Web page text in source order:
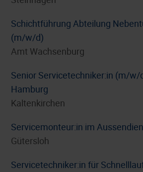
Schichtführung Abteilung
(m/w/d)
Amt Wachsenburg
Senior Servicetechniker:in (m/w/
Hamburg
Kaltenkirchen
Servicemonteur:in im
Gütersloh
Servicetechniker:in für